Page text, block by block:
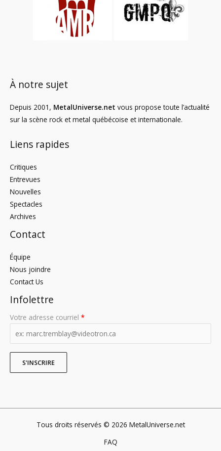
À notre sujet
Depuis 2001, MetalUniverse.net vous propose toute l’actualité
sur la scène rock et metal québécoise et internationale.
Liens rapides
Critiques
Entrevues
Nouvelles
Spectacles
Archives
Contact
Équipe
Nous joindre
Contact Us
Infolettre
Votre adresse courriel *
Tous droits réservés © 2026 MetalUniverse.net
FAQ